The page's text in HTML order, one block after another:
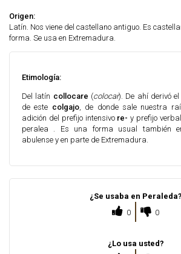
Origen:
Latín. Nos viene del castellano antiguo. Es
forma. Se usa en Extremadura.
Etimología:
Del latín collocare (colocar). De ahí derivó
de este colgajo, de donde sale nuestra
adición del prefijo intensivo re- y prefijo verbal
peralea . Es una forma usual también
abulense y en parte de Extremadura.
¿Se usaba en Peraleda?
0
0
¿Lo usa usted?